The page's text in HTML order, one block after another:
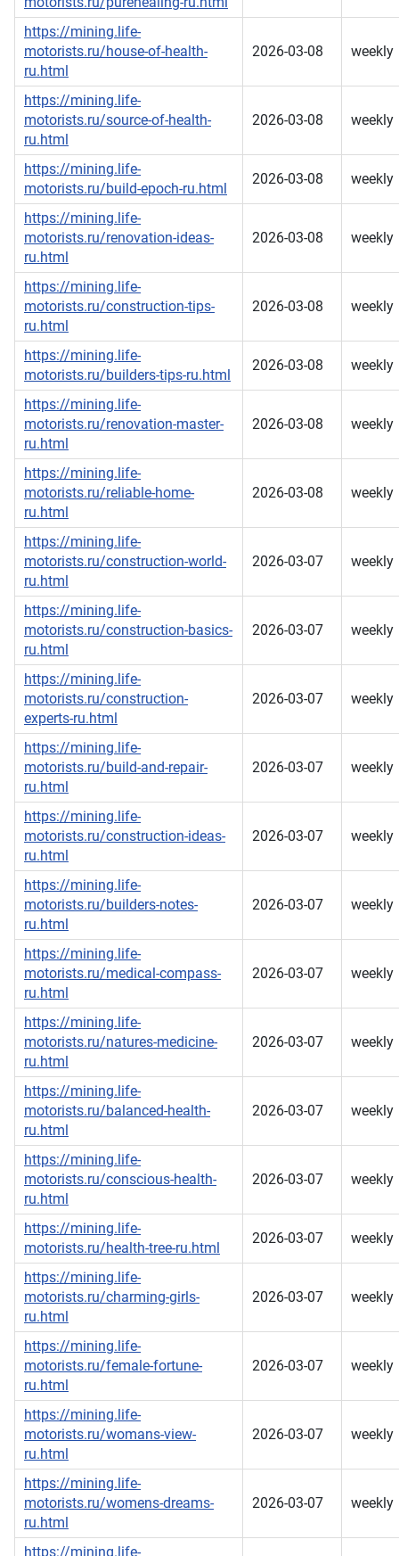
https://mining.life-
motorists.ru/house-of-health-
ru.html
2026-03-08 weekly
https://mining.life-
motorists.ru/source-of-health-
ru.html
2026-03-08 weekly
https://mining.life-
motorists.ru/build-epoch-ru.html
2026-03-08 weekly
https://mining.life-
motorists.ru/renovation-ideas-
ru.html
2026-03-08 weekly
https://mining.life-
motorists.ru/construction-tips-
ru.html
2026-03-08 weekly
https://mining.life-
motorists.ru/builders-tips-ru.html
2026-03-08 weekly
https://mining.life-
motorists.ru/renovation-master-
ru.html
2026-03-08 weekly
https://mining.life-
motorists.ru/reliable-home-
ru.html
2026-03-08 weekly
https://mining.life-
motorists.ru/construction-world-
ru.html
2026-03-07 weekly
https://mining.life-
motorists.ru/construction-basics-
ru.html
2026-03-07 weekly
https://mining.life-
motorists.ru/construction-
experts-ru.html
2026-03-07 weekly
https://mining.life-
motorists.ru/build-and-repair-
ru.html
2026-03-07 weekly
https://mining.life-
motorists.ru/construction-ideas-
ru.html
2026-03-07 weekly
https://mining.life-
motorists.ru/builders-notes-
ru.html
2026-03-07 weekly
https://mining.life-
motorists.ru/medical-compass-
ru.html
2026-03-07 weekly
https://mining.life-
motorists.ru/natures-medicine-
ru.html
2026-03-07 weekly
https://mining.life-
motorists.ru/balanced-health-
ru.html
2026-03-07 weekly
https://mining.life-
motorists.ru/conscious-health-
ru.html
2026-03-07 weekly
https://mining.life-
motorists.ru/health-tree-ru.html
2026-03-07 weekly
https://mining.life-
motorists.ru/charming-girls-
ru.html
2026-03-07 weekly
https://mining.life-
motorists.ru/female-fortune-
ru.html
2026-03-07 weekly
https://mining.life-
motorists.ru/womans-view-
ru.html
2026-03-07 weekly
https://mining.life-
motorists.ru/womens-dreams-
ru.html
2026-03-07 weekly
https://mining.life-